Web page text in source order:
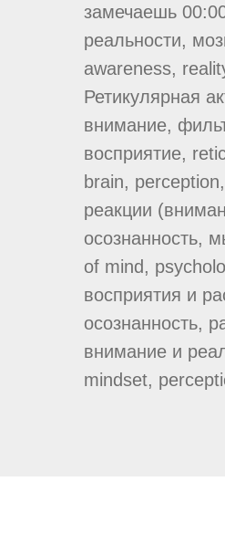
замечаешь
реальности,
awareness,
Ретикулярная
внимание,
восприятие,
brain,
реакции
осознанность,
of mind,
восприятия и
осознанность,
внимание и
mindset,